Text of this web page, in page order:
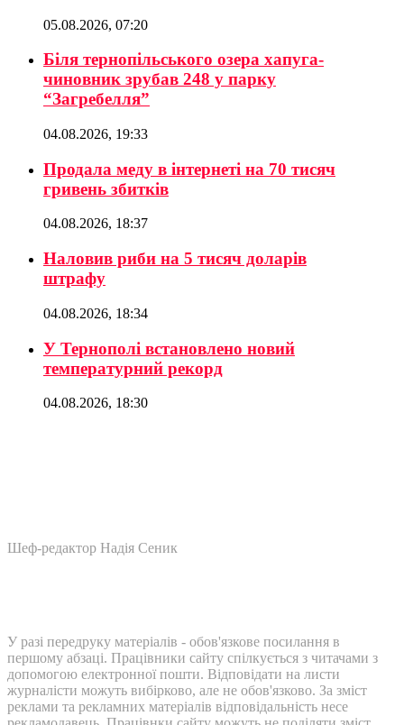
05.08.2026, 07:20
Біля тернопільського озера хапуга-
чиновник зрубав 248 у парку
“Загребелля”
04.08.2026, 19:33
Продала меду в інтернеті на 70 тисяч
гривень збитків
04.08.2026, 18:37
Наловив риби на 5 тисяч доларів
штрафу
04.08.2026, 18:34
У Тернополі встановлено новий
температурний рекорд
04.08.2026, 18:30
Шеф-редактор Надія Сеник
У разі передруку матеріалів - обов'язкове посилання в
першому абзаці. Працівники сайту спілкується з читачами з
допомогою електронної пошти. Відповідати на листи
журналісти можуть вибірково, але не обов'язково. За зміст
реклами та рекламних матеріалів відповідальність несе